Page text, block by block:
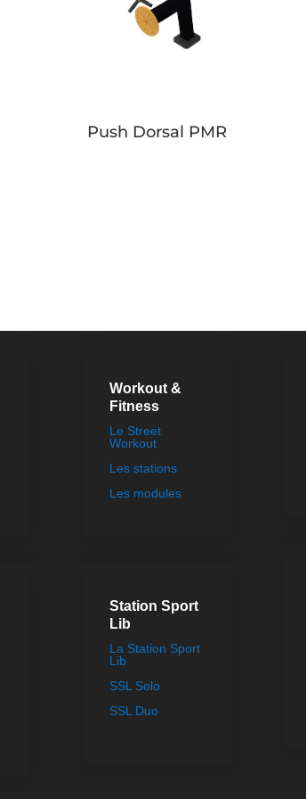
Push Dorsal PMR
Workout &
Fitness
Le Street
Workout
Les stations
Les modules
Station Sport
Lib
La Station Sport
Lib
SSL Solo
SSL Duo